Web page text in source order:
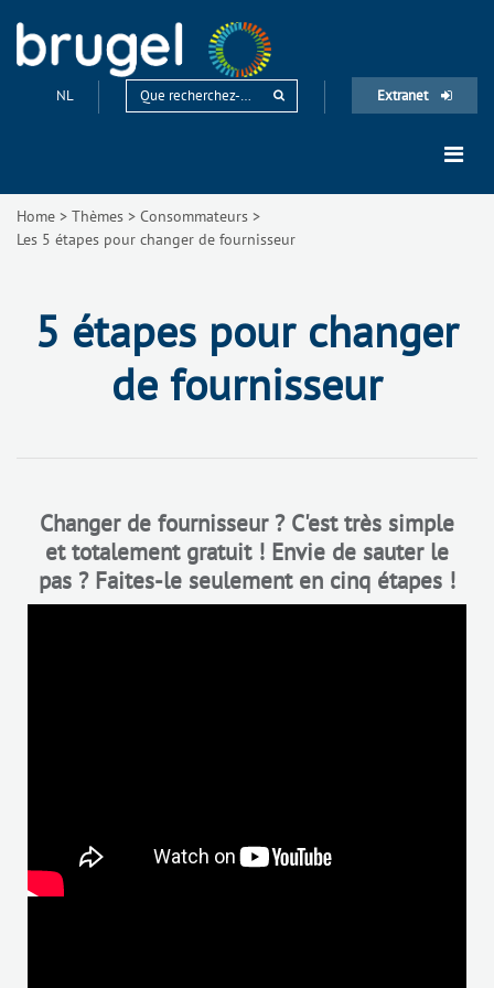
NL Extranet
Home > Thèmes > Consommateurs >
Les 5 étapes pour changer de fournisseur
5 étapes pour changer
de fournisseur
Changer de fournisseur ? C'est très simple
et totalement gratuit ! Envie de sauter le
pas ? Faites-le seulement en cinq étapes !